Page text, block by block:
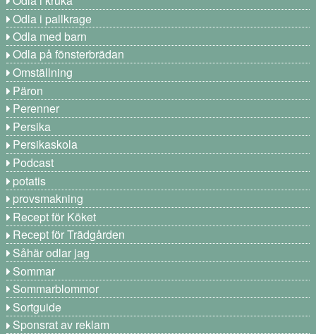
Odla i pallkrage
Odla med barn
Odla på fönsterbrädan
Omställning
Päron
Perenner
Persika
Persikaskola
Podcast
potatis
provsmakning
Recept för Köket
Recept för Trädgården
Såhär odlar jag
Sommar
Sommarblommor
Sortguide
Sponsrat av reklam